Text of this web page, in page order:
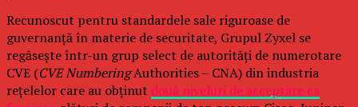
Recunoscut pentru standardele sale riguroase de
guvernanță în materie de securitate, Grupul Zyxel se
regăsește într-un grup select de autorități de numerotare
CVE (CVE NumberingAuthorities – CNA) din industria
rețelelor care au obținut două niveluri de acceptare ca